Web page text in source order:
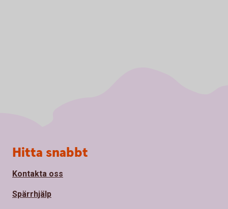
Sidfot
Hitta snabbt
Kontakta oss
Spärrhjälp